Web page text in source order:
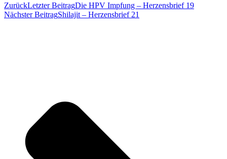
ZurückLetzter BeitragDie HPV Impfung – Herzensbrief 19
Nächster BeitragShilajit – Herzensbrief 21